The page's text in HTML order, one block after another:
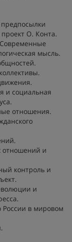
О. Конта.
мысль.
и социальная
отношения.
отношений и
контроль и
и
в мировом